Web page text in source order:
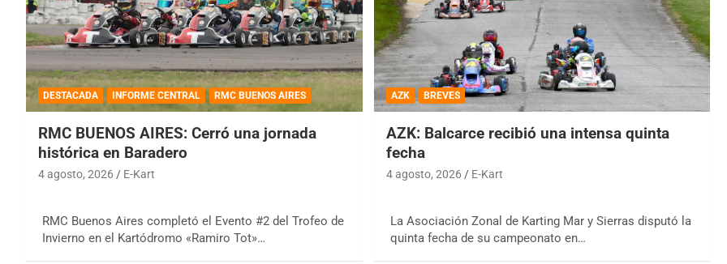
DESTACADA INFORME CENTRAL RMC BUENOS AIRES
RMC BUENOS AIRES: Cerró una jornada
histórica en Baradero
4 agosto, 2026 E-Kart
RMC Buenos Aires completó el Evento #2 del Trofeo de
Invierno en el Kartódromo «Ramiro Tot»…
AZK BREVES
AZK: Balcarce recibió una intensa quinta
fecha
4 agosto, 2026 E-Kart
La Asociación Zonal de Karting Mar y Sierras disputó la
quinta fecha de su campeonato en…